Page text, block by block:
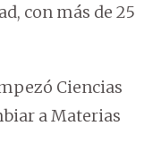
con más de 25
Ciencias
a Materias